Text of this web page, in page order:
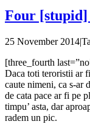
Four
25 November 2014|
[three_fourth
Daca toti teroristii ar
caute nimeni, ca s-ar
de cata pace ar fi pe
timpu’ asta, dar
radem un pic.